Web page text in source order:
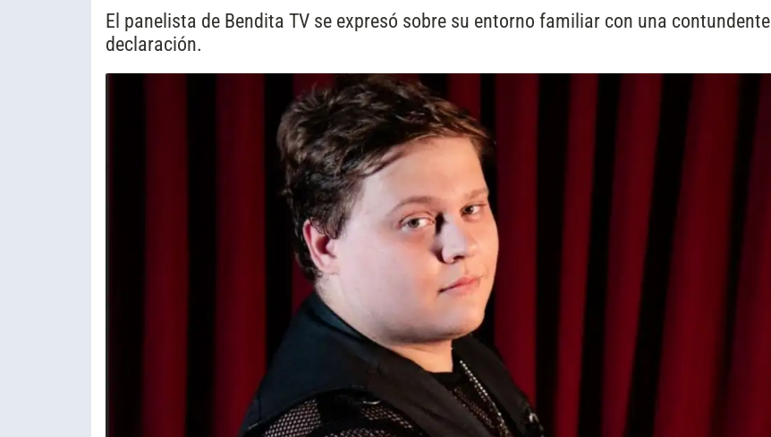
El panelista de Bendita TV se expresó sobre su entorno familiar con una contundente
declaración.